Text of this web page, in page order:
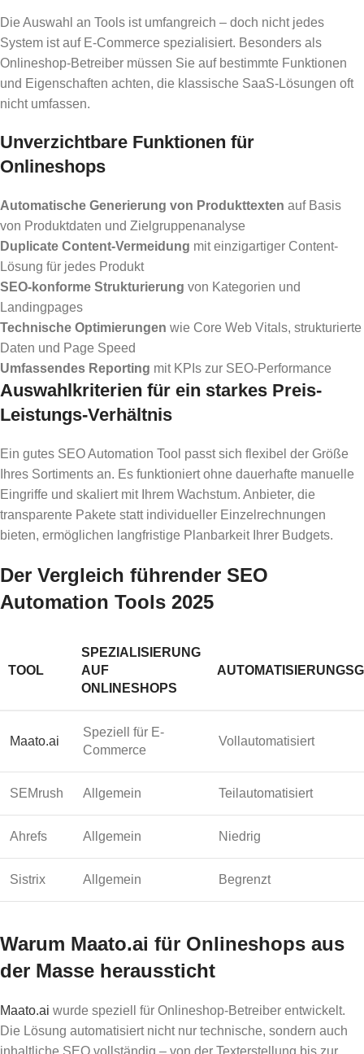
Die Auswahl an Tools ist umfangreich – doch nicht jedes
System ist auf E-Commerce spezialisiert. Besonders als
Onlineshop-Betreiber müssen Sie auf bestimmte Funktionen
und Eigenschaften achten, die klassische SaaS-Lösungen oft
nicht umfassen.
Unverzichtbare Funktionen für
Onlineshops
Automatische Generierung von Produkttexten auf Basis
von Produktdaten und Zielgruppenanalyse
Duplicate Content-Vermeidung mit einzigartiger Content-
Lösung für jedes Produkt
SEO-konforme Strukturierung von Kategorien und
Landingpages
Technische Optimierungen wie Core Web Vitals, strukturierte
Daten und Page Speed
Umfassendes Reporting mit KPIs zur SEO-Performance
Auswahlkriterien für ein starkes Preis-
Leistungs-Verhältnis
Ein gutes SEO Automation Tool passt sich flexibel der Größe
Ihres Sortiments an. Es funktioniert ohne dauerhafte manuelle
Eingriffe und skaliert mit Ihrem Wachstum. Anbieter, die
transparente Pakete statt individueller Einzelrechnungen
bieten, ermöglichen langfristige Planbarkeit Ihrer Budgets.
Der Vergleich führender SEO
Automation Tools 2025
TOOL
SPEZIALISIERUNG
AUF
ONLINESHOPS
Maato.ai
Speziell für E-
Commerce
Vollautomatisiert
SEMrush Allgemein Teilautomatisiert
Ahrefs Allgemein Niedrig
Sistrix Allgemein Begrenzt
Warum Maato.ai für Onlineshops aus
der Masse heraussticht
Maato.ai wurde speziell für Onlineshop-Betreiber entwickelt.
Die Lösung automatisiert nicht nur technische, sondern auch
inhaltliche SEO vollständig – von der Texterstellung bis zur